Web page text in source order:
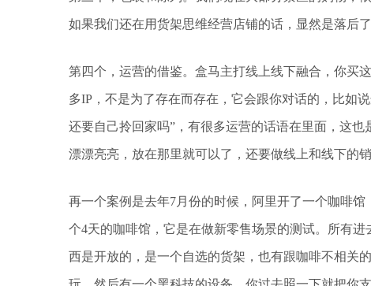
如果我们还在用货架思维经营店铺的话，显然是落后了
第四个，运营的借鉴。盒马主打线上线下融合，你买
多IP，不是为了存在而存在，它会跟你对话的，比如
还要自己拎回家吗”，有很多运营的话语在里面，这
漂漂亮亮，放在那里就可以了，还要做线上和线下的销
再一个案例是去年7月份的时候，阿里开了一个咖啡
个4天的咖啡馆，它是在做新零售场景的测试。所有
西是开放的，是一个自选的货架，也有跟咖啡不相关